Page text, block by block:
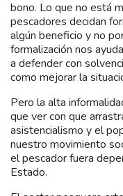
bono. Lo que no está
pescadores decidan
algún beneficio y no
formalización nos
a defender con
como mejorar la
Pero la alta
que ver con que
asistencialismo y el
nuestro movimiento
el pescador fuera
Estado.